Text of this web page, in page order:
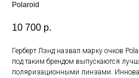
Polaroid
10 700 р.
Герберт Лэнд назвал марку очков
под таким брендом выпускаются
поляризационными линзами.